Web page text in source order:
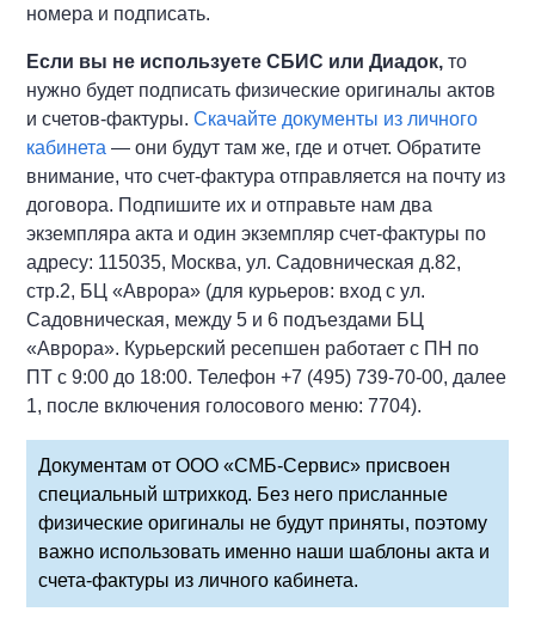
номера и подписать.
Если вы не используете СБИС или Диадок, то
нужно будет подписать физические оригиналы актов
и счетов-фактуры.Скачайте документы из личного
кабинета — они будут там же, где и отчет. Обратите
внимание, что счет-фактура отправляется на почту из
договора. Подпишите их и отправьте нам два
экземпляра акта и один экземпляр счет-фактуры по
адресу: 115035, Москва, ул. Садовническая д.82,
стр.2, БЦ «Аврора» (для курьеров: вход с ул.
Садовническая, между 5 и 6 подъездами БЦ
«Аврора». Курьерский ресепшен работает с ПН по
ПТ с 9:00 до 18:00. Телефон +7 (495) 739-70-00, далее
1, после включения голосового меню: 7704).
Документам от ООО «СМБ-Сервис» присвоен
специальный штрихкод. Без него присланные
физические оригиналы не будут приняты, поэтому
важно использовать именно наши шаблоны акта и
счета-фактуры из личного кабинета.